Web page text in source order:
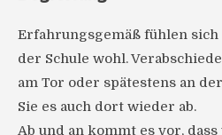
Erfahrungsgemäß fühlen
der Schule wohl.
am Tor oder spätestens an
Sie es auch dort wieder ab.
Ab und an kommt es vor,